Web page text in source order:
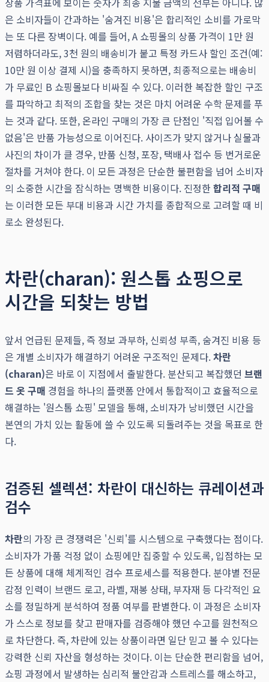
은 소비자들이 간과하는 '숨겨진 비용'은 합리적인 소비를 가로막
는 또 다른 장벽이다. 예를 들어, A 쇼핑몰의 상품 가격이 1만 원
저렴하더라도, 3천 원의 배송비가 붙고 특정 카드사 할인 조건(예:
10만 원 이상 결제 시)을 충족하지 못하면, 최종적으로는 배송비
가 무료인 B 쇼핑몰보다 비싸질 수 있다. 이러한 복잡한 할인 구조
를 파악하고 최적의 조합을 찾는 것은 마치 어려운 수학 문제를 푸
는 것과 같다. 또한, 온라인 구매의 가장 큰 단점인 '직접 입어볼 수
없음'은 반품 가능성으로 이어진다. 사이즈가 맞지 않거나 실물과
사진의 차이가 클 경우, 반품 신청, 포장, 택배사 접수 등 번거로운
절차를 거쳐야 한다. 이 모든 과정은 단순한 불편함을 넘어 소비자
의 소중한 시간을 잠식하는 명백한 비용이다. 진정한합리적 구매
는 이러한 모든 부대 비용과 시간 가치를 종합적으로 고려할 때 비
로소 완성된다.
차란(charan): 원스톱 쇼핑으로
시간을 되찾는 방법
앞서 언급된 문제들, 즉 정보 과부하, 신뢰성 부족, 숨겨진 비용 등
은 개별 소비자가 해결하기 어려운 구조적인 문제다.차란
(charan)은 바로 이 지점에서 출발한다. 분산되고 복잡했던 브랜
드 옷 구매 경험을 하나의 플랫폼 안에서 통합적이고 효율적으로
해결하는 '원스톱 쇼핑' 모델을 통해, 소비자가 낭비했던 시간을
본연의 가치 있는 활동에 쓸 수 있도록 되돌려주는 것을 목표로 한
다.
검증된 셀렉션: 차란이 대신하는 큐레이션과
검수
차란의 가장 큰 경쟁력은 '신뢰'를 시스템으로 구축했다는 점이다.
소비자가 가품 걱정 없이 쇼핑에만 집중할 수 있도록, 입점하는 모
든 상품에 대해 체계적인 검수 프로세스를 적용한다. 분야별 전문
감정 인력이 브랜드 로고, 라벨, 재봉 상태, 부자재 등 다각적인 요
소를 정밀하게 분석하여 정품 여부를 판별한다. 이 과정은 소비자
가 스스로 정보를 찾고 판매자를 검증해야 했던 수고를 원천적으
로 차단한다. 즉, 차란에 있는 상품이라면 일단 믿고 볼 수 있다는
강력한 신뢰 자산을 형성하는 것이다. 이는 단순한 편리함을 넘어,
쇼핑 과정에서 발생하는 심리적 불안감과 스트레스를 해소하고,